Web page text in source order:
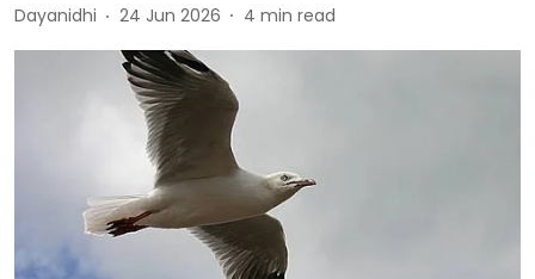
Dayanidhi 24 Jun 2026 4 min read